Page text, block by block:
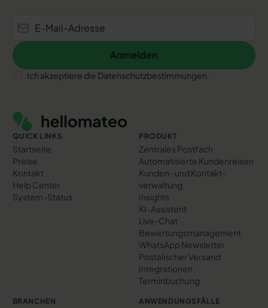
Anmelden
Anmelden
Ich akzeptiere die Datenschutzbestimmungen.
QUICK LINKS
Startseite
Preise
Kontakt
Help Center
System-Status
PRODUKT
Zentrales Postfach
Automatisierte Kundenreisen
Kunden- und Kontakt­
verwaltung
Insights
KI-Assistent
Live-Chat
Bewertungs­management
WhatsApp Newsletter
Postalischer Versand
Integrationen
Terminbuchung
BRANCHEN ANWENDUNGSFÄLLE